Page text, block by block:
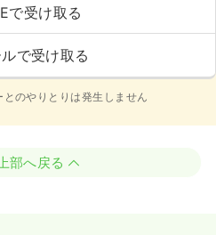
で受け取る
で受け取る
のやりとりは発生しません
部へ戻る